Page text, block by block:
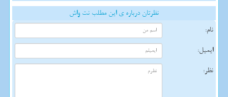
نظرتان درباره ی این مطلب نت واش
نام:
ایمیل:
نظر: